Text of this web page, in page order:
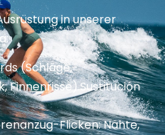
in unserer
(Schläge,
Finnenrisse).Sustitución
Flicken: Nähte,